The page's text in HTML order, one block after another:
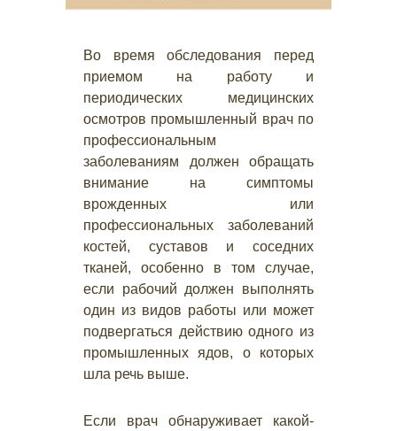
Во время обследования перед
приемом на работу и
периодических медицинских
осмотров промышленный врач по
профессиональным
заболеваниям должен обращать
внимание на симптомы
врожденных или
профессиональных заболеваний
костей, суставов и соседних
тканей, особенно в том случае,
если рабочий должен выполнять
один из видов работы или может
подвергаться действию одного из
промышленных ядов, о которых
шла речь выше.
Если врач обнаруживает какой-